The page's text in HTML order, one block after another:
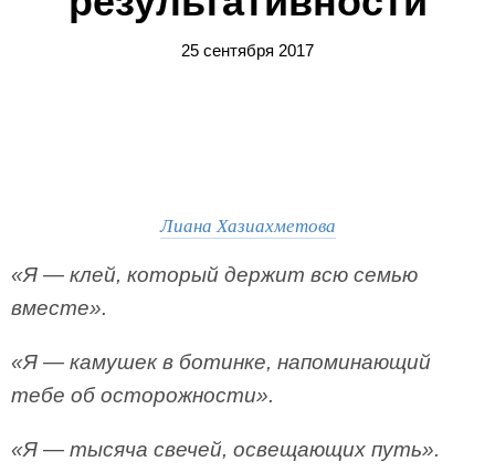
25 сентября 2017
Лиана Хазиахметова
«Я — клей, который держит всю семью
вместе».
«Я — камушек в ботинке, напоминающий
тебе об осторожности».
«Я — тысяча свечей, освещающих путь».